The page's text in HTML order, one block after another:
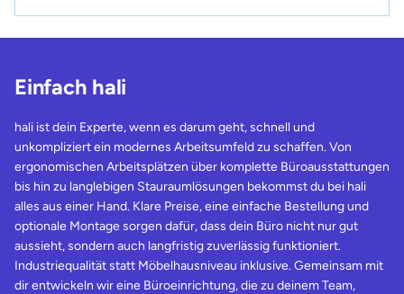
Einfach hali
hali ist dein Experte, wenn es darum geht, schnell und
unkompliziert ein modernes Arbeitsumfeld zu schaffen. Von
ergonomischen Arbeitsplätzen über komplette Büroausstattungen
bis hin zu langlebigen Stauraumlösungen bekommst du bei hali
alles aus einer Hand. Klare Preise, eine einfache Bestellung und
optionale Montage sorgen dafür, dass dein Büro nicht nur gut
aussieht, sondern auch langfristig zuverlässig funktioniert.
Industriequalität statt Möbelhausniveau inklusive. Gemeinsam mit
dir entwickeln wir eine Büroeinrichtung, die zu deinem Team,